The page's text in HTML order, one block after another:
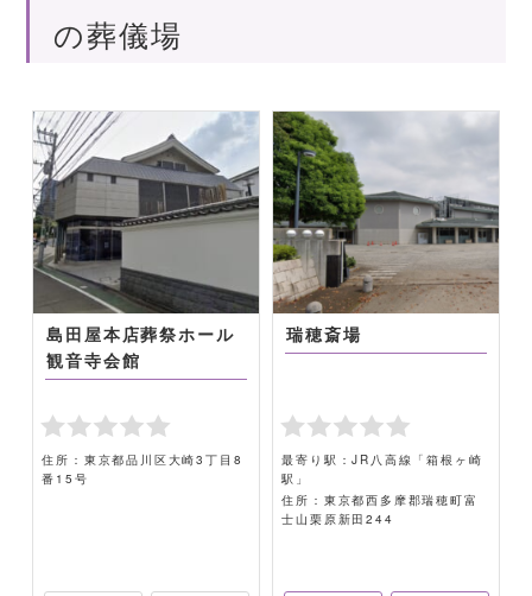
の葬儀場
島田屋本店葬祭ホール
観音寺会館
住所：東京都品川区大崎3丁目8
番15号
瑞穂斎場
最寄り駅：JR八高線「箱根ヶ崎
駅」
住所：東京都西多摩郡瑞穂町富
士山栗原新田244